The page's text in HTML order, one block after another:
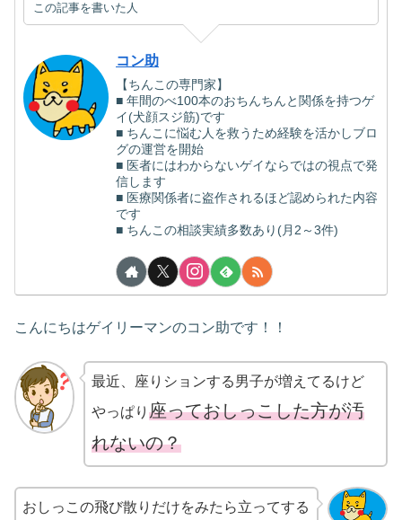
この記事を書いた人
コン助
【ちんこの専門家】
■ 年間のべ100本のおちんちんと関係を持つゲ
イ(犬顔スジ筋)です
■ ちんこに悩む人を救うため経験を活かしブロ
グの運営を開始
■ 医者にはわからないゲイならではの視点で発
信します
■ 医療関係者に盗作されるほど認められた内容
です
■ ちんこの相談実績多数あり(月2～3件)
こんにちはゲイリーマンのコン助です！！
最近、座りションする男子が増えてるけど
やっぱり 座っておしっこした方が汚
れないの？
おしっこの飛び散りだけをみたら立ってする